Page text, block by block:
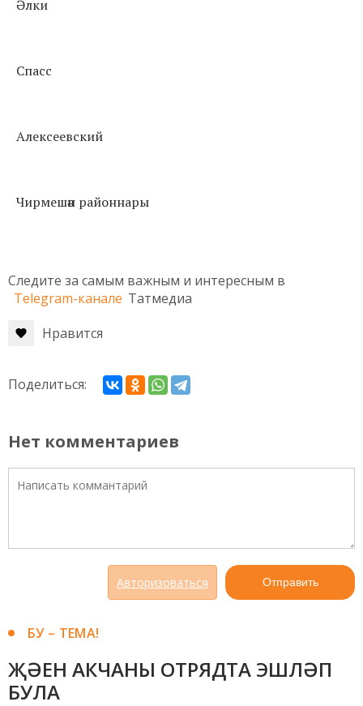
Әлки
Спасс
Алексеевский
Чирмешән районнары
Следите за самым важным и интересным в
Telegram-канале Татмедиа
Нравится
Поделиться:
Нет комментариев
Авторизоваться Отправить
БУ – ТЕМА!
ҖӘЕН АКЧАНЫ ОТРЯДТА ЭШЛӘП
БУЛА